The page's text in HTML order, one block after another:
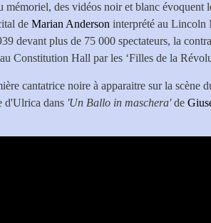
mémoriel, des vidéos noir et blanc évoquent
de Marian Anderson interprété au Lincoln
devant plus de 75 000 spectateurs, la
au Constitution Hall par les ‘Filles de la
cantatrice noire à apparaitre sur la scène
d'Ulrica dans 'Un Ballo in maschera'de